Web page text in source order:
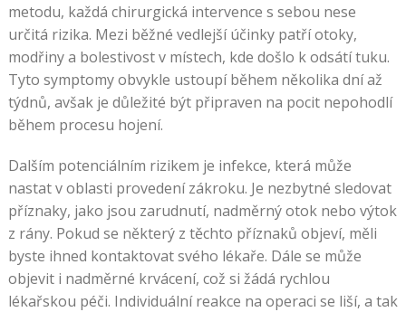
metodu, každá chirurgická intervence s sebou nese
určitá rizika. Mezi běžné vedlejší účinky patří otoky,
modřiny a bolestivost v místech, kde došlo k odsátí tuku.
Tyto symptomy obvykle ustoupí během několika dní až
týdnů, avšak je důležité být připraven na pocit nepohodlí
během procesu hojení.
Dalším potenciálním rizikem je infekce, která může
nastat v oblasti provedení zákroku. Je nezbytné sledovat
příznaky, jako jsou zarudnutí, nadměrný otok nebo výtok
z rány. Pokud se některý z těchto příznaků objeví, měli
byste ihned kontaktovat svého lékaře. Dále se může
objevit i nadměrné krvácení, což si žádá rychlou
lékařskou péči. Individuální reakce na operaci se liší, a tak